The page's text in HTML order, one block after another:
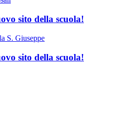
sito della scuola!
sito della scuola!